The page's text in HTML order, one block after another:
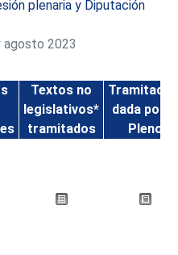
plenaria y Diputación
agosto 2023
Textos no
legislativos*
tramitados
dada por el
Pleno